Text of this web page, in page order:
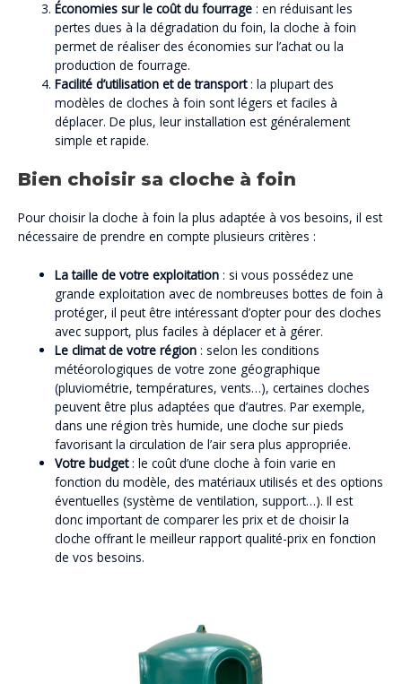
Économies sur le coût du fourrage : en réduisant les
pertes dues à la dégradation du foin, la cloche à foin
permet de réaliser des économies sur l’achat ou la
production de fourrage.
Facilité d’utilisation et de transport: la plupart des
modèles de cloches à foin sont légers et faciles à
déplacer. De plus, leur installation est généralement
simple et rapide.
Bien choisir sa cloche à foin
Pour choisir la cloche à foin la plus adaptée à vos besoins, il est
nécessaire de prendre en compte plusieurs critères :
La taille de votre exploitation : si vous possédez une
grande exploitation avec de nombreuses bottes de foin à
protéger, il peut être intéressant d’opter pour des cloches
avec support, plus faciles à déplacer et à gérer.
Le climat de votre région : selon les conditions
météorologiques de votre zone géographique
(pluviométrie, températures, vents…), certaines cloches
peuvent être plus adaptées que d’autres. Par exemple,
dans une région très humide, une cloche sur pieds
favorisant la circulation de l’air sera plus appropriée.
Votre budget: le coût d’une cloche à foin varie en
fonction du modèle, des matériaux utilisés et des options
éventuelles (système de ventilation, support…). Il est
donc important de comparer les prix et de choisir la
cloche offrant le meilleur rapport qualité-prix en fonction
de vos besoins.